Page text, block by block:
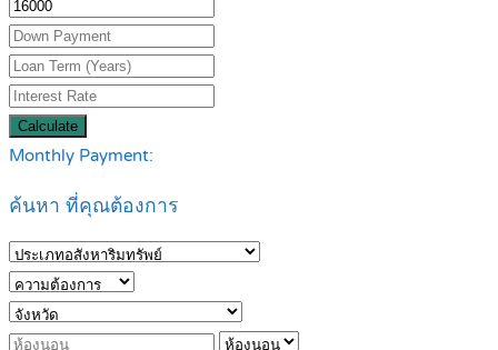
Calculate
Monthly Payment:
ค้นหา ที่คุณต้องการ